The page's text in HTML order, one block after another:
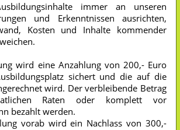
immer an unseren
und Erkenntnissen ausrichten,
Kosten und Inhalte kommender
wird eine Anzahlung von 200,- Euro
sichert und die auf die
wird. Der verbleibende Betrag
Raten oder komplett vor
bezahlt werden.
vorab wird ein Nachlass von 300,-